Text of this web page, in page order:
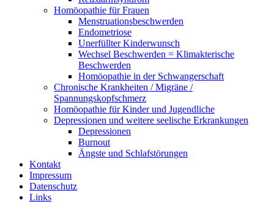
Homöopathie für Frauen
Menstruationsbeschwerden
Endometriose
Unerfüllter Kinderwunsch
Wechsel Beschwerden = Klimakterische
Beschwerden
Homöopathie in der Schwangerschaft
Chronische Krankheiten / Migräne /
Spannungskopfschmerz
Homöopathie für Kinder und Jugendliche
Depressionen und weitere seelische Erkrankungen
Depressionen
Burnout
Ängste und Schlafstörungen
Kontakt
Impressum
Datenschutz
Links